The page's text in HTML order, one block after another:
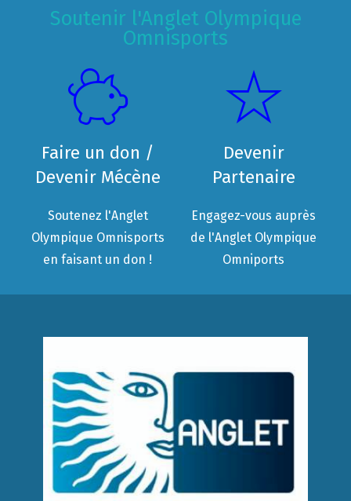
Soutenir l'Anglet Olympique
Omnisports
Faire un don /
Devenir Mécène
Soutenez l'Anglet
Olympique Omnisports
en faisant un don !
Devenir
Partenaire
Engagez-vous auprès
de l'Anglet Olympique
Omniports